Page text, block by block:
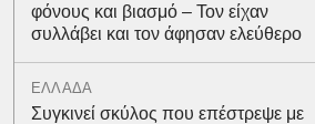
φόνους και βιασμό – Τον είχαν
συλλάβει και τον άφησαν ελεύθερο
ΕΛΛΑΔΑ
Συγκινεί σκύλος που επέστρεψε με